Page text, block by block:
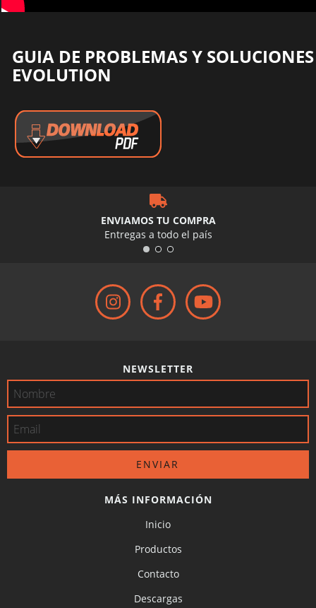
GUIA DE PROBLEMAS Y
EVOLUTION
ENVIAMOS TU COMPRA
Entregas a todo el país
NEWSLETTER
MÁS INFORMACIÓN
Inicio
Productos
Contacto
Descargas